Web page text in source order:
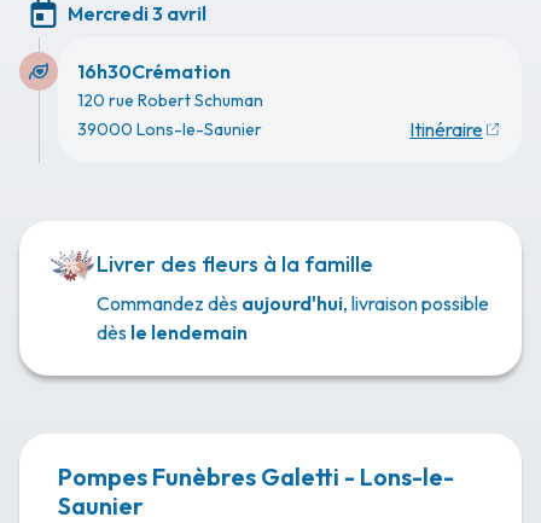
Mercredi 3 avril
16h30Crémation
120 rue Robert Schuman
39000 Lons-le-Saunier
Itinéraire
Livrer des fleurs à la famille
Commandez dès aujourd'hui, livraison possible
dès le lendemain
Pompes Funèbres Galetti - Lons-le-
Saunier